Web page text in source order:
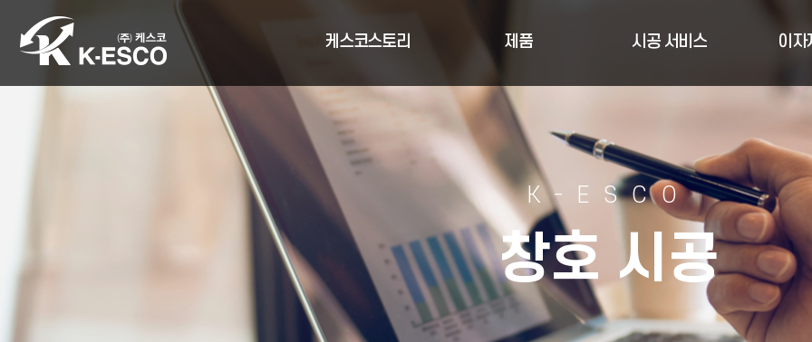
케스코스토리 제품 시공 서비스 이자
K-ESCO
창호 시공